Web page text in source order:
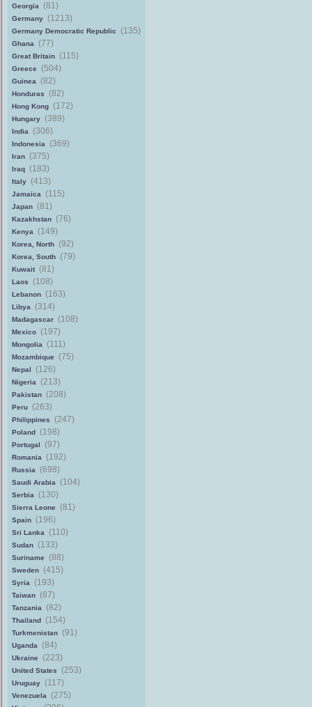
Georgia (81)
Germany (1213)
Germany Democratic Republic (135)
Ghana (77)
Great Britain (115)
Greece (504)
Guinea (82)
Honduras (82)
Hong Kong (172)
Hungary (389)
India (306)
Indonesia (369)
Iran (375)
Iraq (183)
Italy (413)
Jamaica (115)
Japan (81)
Kazakhstan (76)
Kenya (149)
Korea, North (92)
Korea, South (79)
Kuwait (81)
Laos (108)
Lebanon (163)
Libya (314)
Madagascar (108)
Mexico (197)
Mongolia (111)
Mozambique (75)
Nepal (126)
Nigeria (213)
Pakistan (208)
Peru (263)
Philippines (247)
Poland (198)
Portugal (97)
Romania (192)
Russia (698)
Saudi Arabia (104)
Serbia (130)
Sierra Leone (81)
Spain (196)
Sri Lanka (110)
Sudan (133)
Suriname (88)
Sweden (415)
Syria (193)
Taiwan (87)
Tanzania (82)
Thailand (154)
Turkmenistan (91)
Uganda (84)
Ukraine (223)
United States (253)
Uruguay (117)
Venezuela (275)